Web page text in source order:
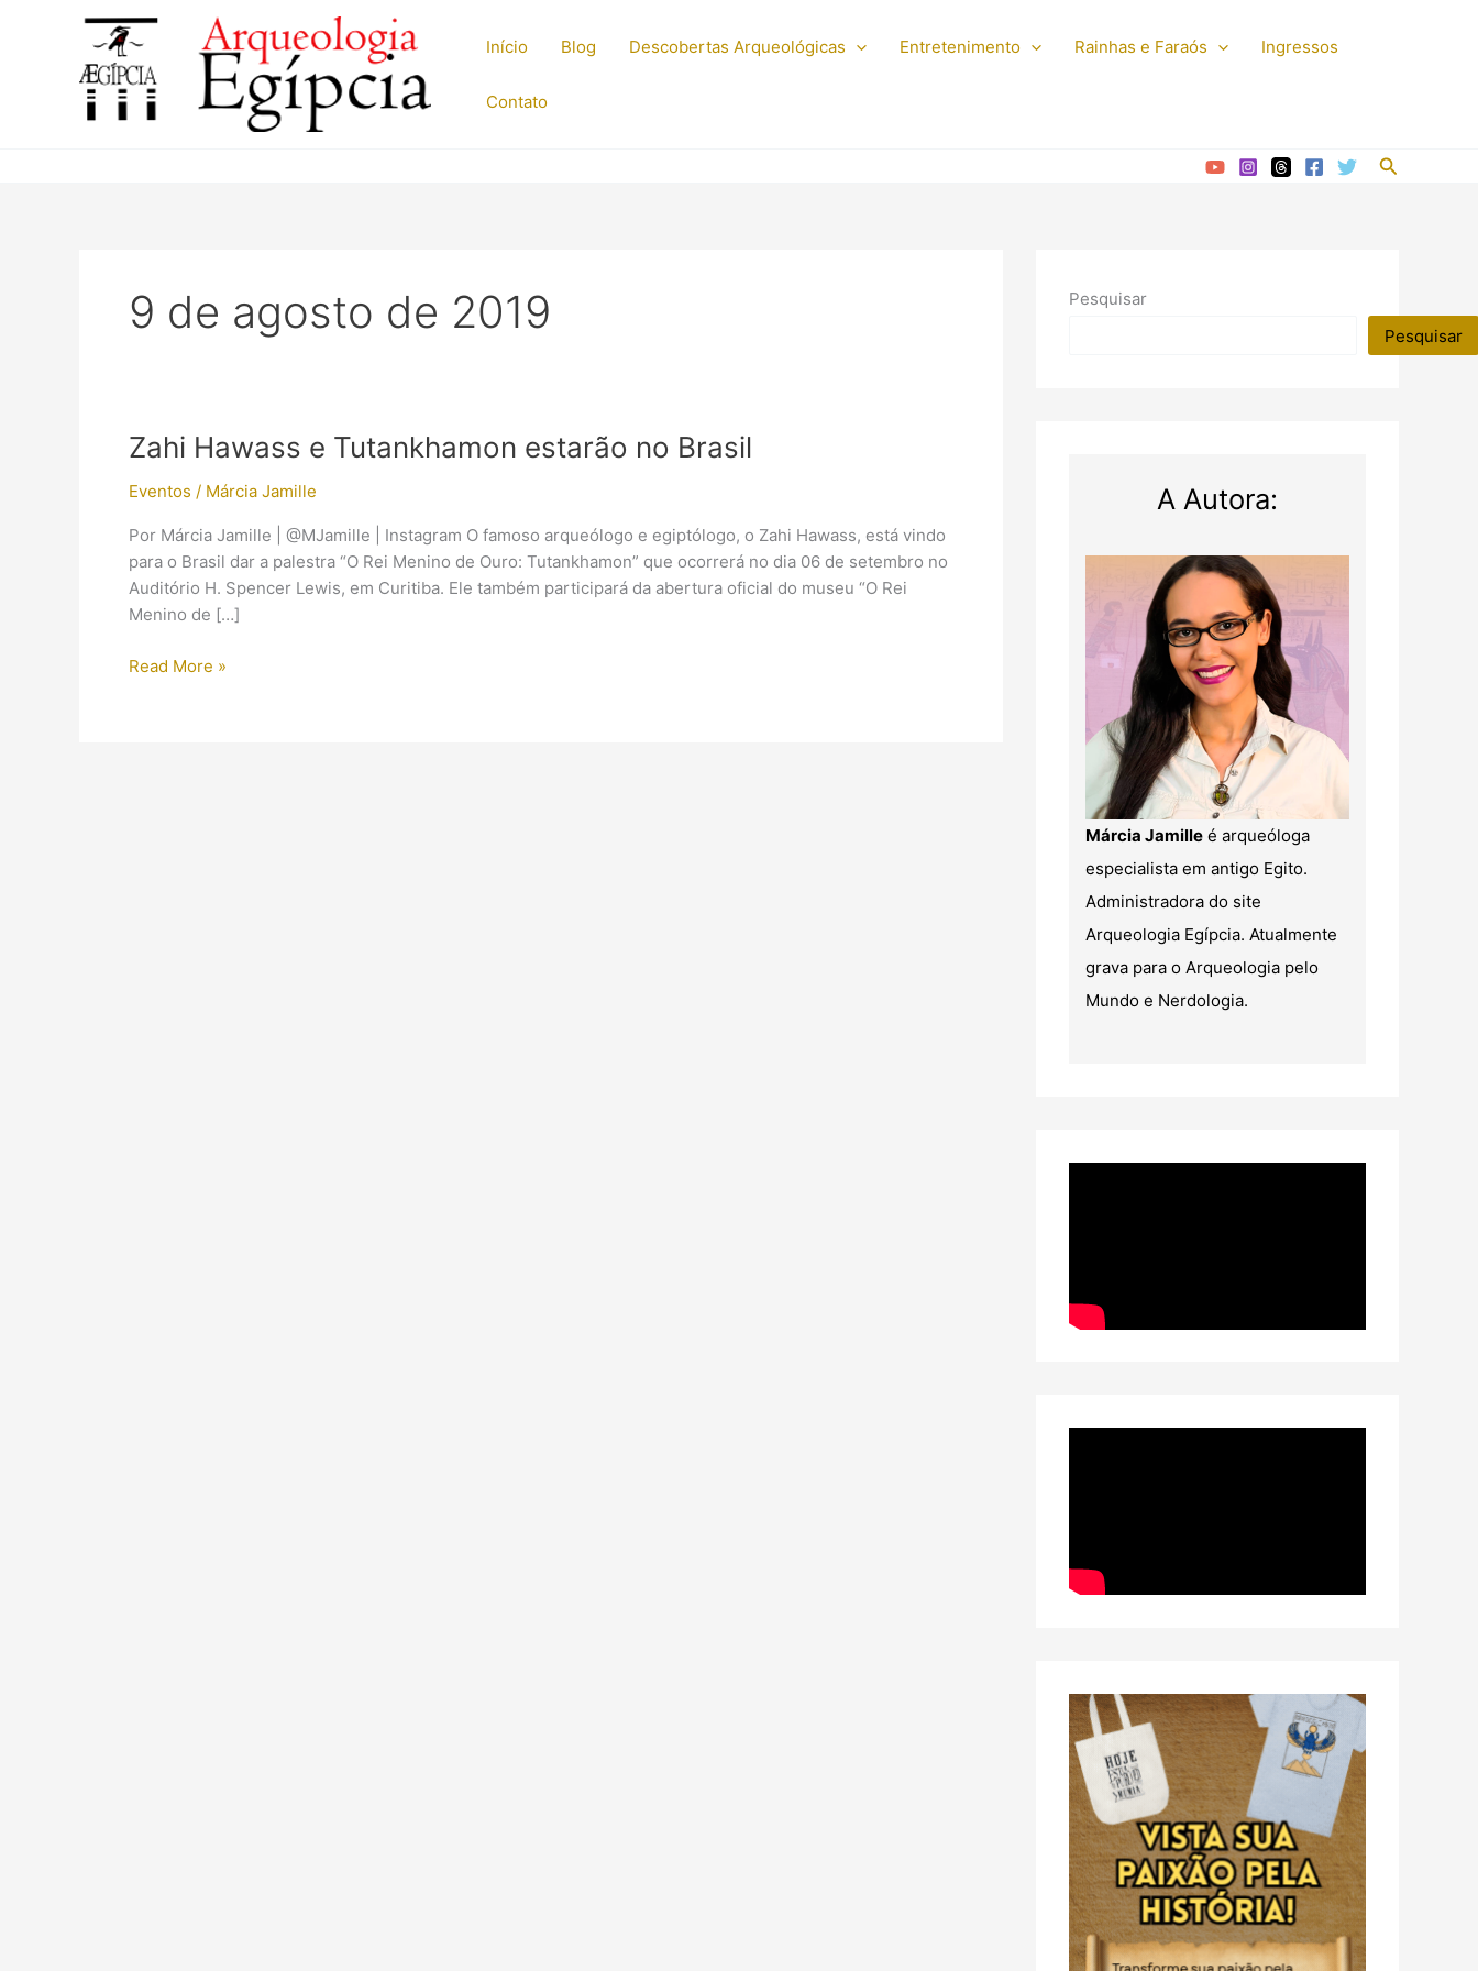
Início Blog Descobertas Arqueológicas Entretenimento Rainhas e Faraós Ingressos
Contato
Pesquisar
9 de agosto de 2019
Zahi Hawass e Tutankhamon estarão no Brasil
Eventos / Márcia Jamille
Por Márcia Jamille | @MJamille | Instagram O famoso arqueólogo e egiptólogo, o Zahi Hawass, está vindo
para o Brasil dar a palestra “O Rei Menino de Ouro: Tutankhamon” que ocorrerá no dia 06 de setembro no
Auditório H. Spencer Lewis, em Curitiba. Ele também participará da abertura oficial do museu “O Rei
Menino de […]
Zahi
Read More »
Pesquisar
Pesquisar
A Autora:
Márcia Jamille é arqueóloga
especialista em antigo Egito.
Administradora do site
Arqueologia Egípcia. Atualmente
grava para o Arqueologia pelo
Mundo e Nerdologia.